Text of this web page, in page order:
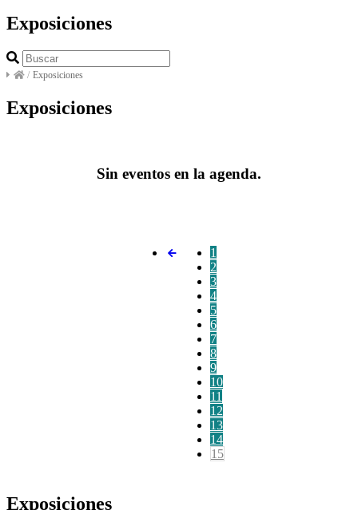
Exposiciones
/ Exposiciones
Exposiciones
Sin eventos en la agenda.
1
2
3
4
5
6
7
8
9
10
11
12
13
14
15
Exposiciones